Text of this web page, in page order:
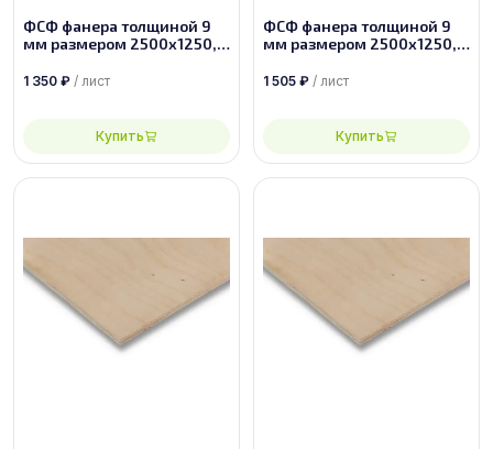
ФСФ фанера толщиной 9
мм размером 2500х1250,
1 350 ₽ / лист
Купить
ФСФ фанера толщиной 9
мм размером 2500х1250,
1 505 ₽ / лист
Купить